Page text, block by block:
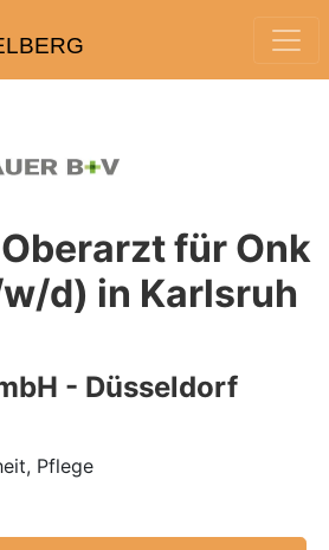
für Onk
d) in Karlsruh
- Düsseldorf
Pflege